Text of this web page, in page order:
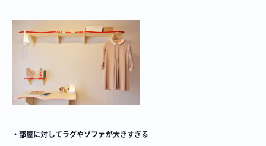
プロジェクト
概要
プロジェクト
概要
プラン一覧
リノベーション物件ってなあに？
・部屋に対してラグやソファが大きすぎる